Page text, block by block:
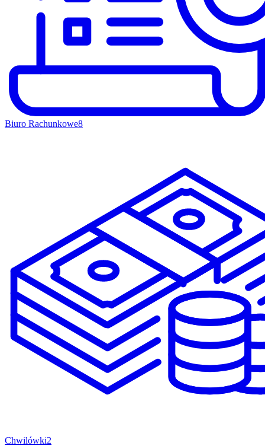
Biuro Rachunkowe8
Chwilówki2